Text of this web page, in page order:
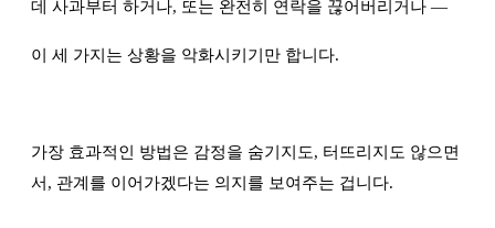
데 사과부터 하거나, 또는 완전히 연락을 끊어버리거나 —
이 세 가지는 상황을 악화시키기만 합니다.
가장 효과적인 방법은 감정을 숨기지도, 터뜨리지도 않으면
서, 관계를 이어가겠다는 의지를 보여주는 겁니다.